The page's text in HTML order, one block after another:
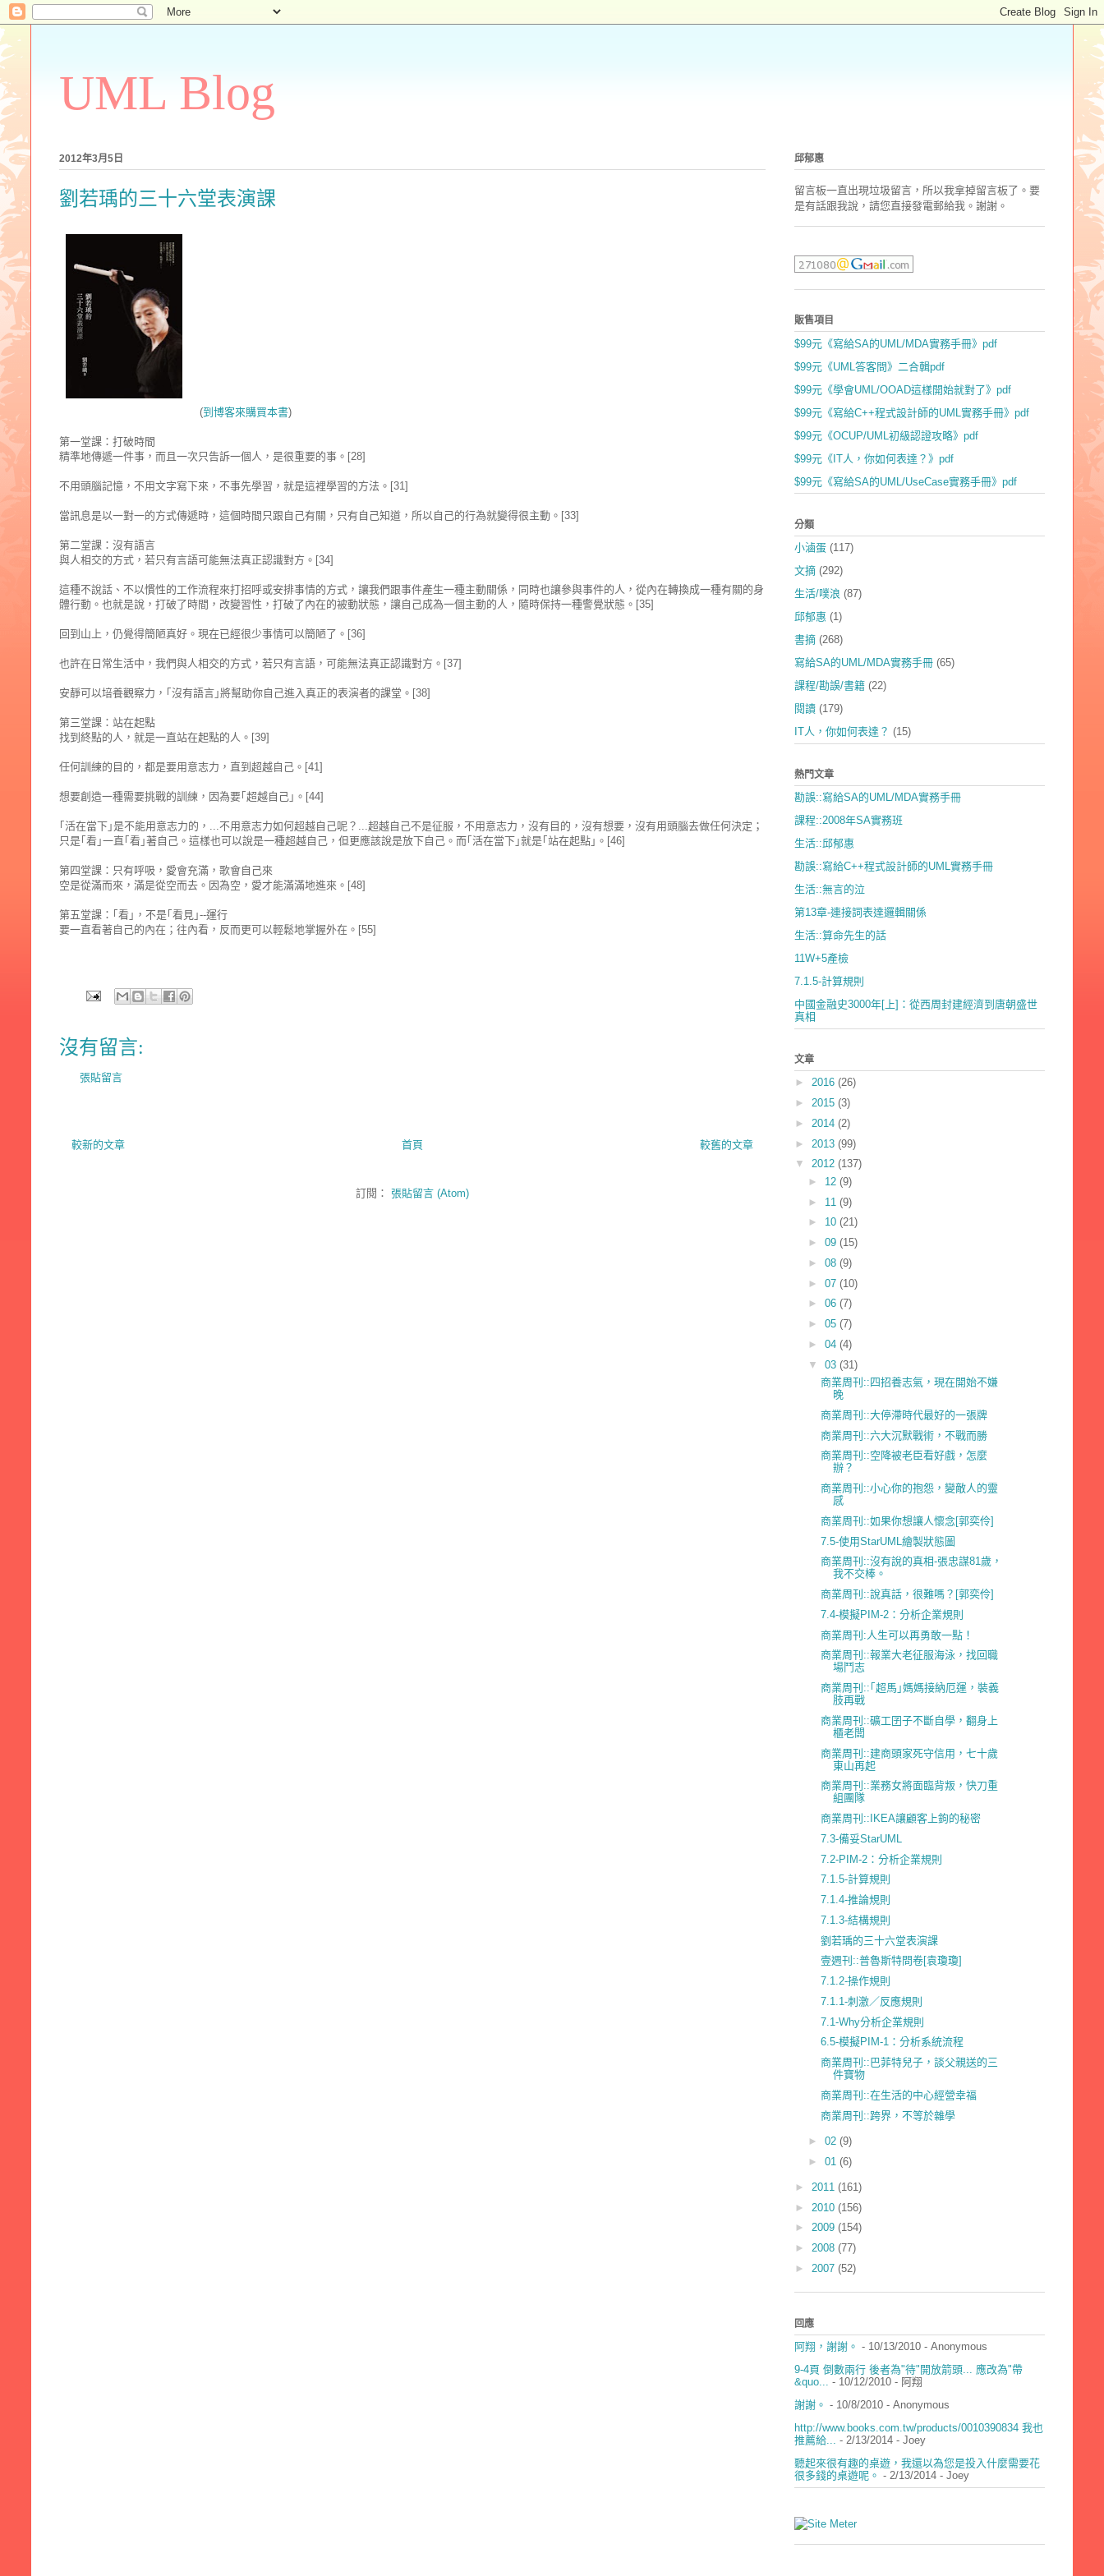
UML Blog
2012年3月5日
劉若瑀的三十六堂表演課
(到博客來購買本書)
第一堂課：打破時間
精準地傳遞一件事，而且一次只告訴一個人，是很重要的事。[28]
不用頭腦記憶，不用文字寫下來，不事先學習，就是這裡學習的方法。[31]
當訊息是以一對一的方式傳遞時，這個時間只跟自己有關，只有自己知道，所以自己的行為就變得很主動。[33]
第二堂課：沒有語言
與人相交的方式，若只有言語可能無法真正認識對方。[34]
這種不說話、不以慣性的工作流程來打招呼或安排事情的方式，讓我們跟事件產生一種主動關係，同時也讓參與事件的人，從內在轉換成一種有關的身
體行動。也就是說，打破了時間，改變習性，打破了內在的被動狀態，讓自己成為一個主動的人，隨時保持一種警覺狀態。[35]
回到山上，仍覺得簡陋真好。現在已經很少事情可以簡陋了。[36]
也許在日常生活中，我們與人相交的方式，若只有言語，可能無法真正認識對方。[37]
安靜可以培養觀察力，｢沒有語言｣將幫助你自己進入真正的表演者的課堂。[38]
第三堂課：站在起點
找到終點的人，就是一直站在起點的人。[39]
任何訓練的目的，都是要用意志力，直到超越自己。[41]
想要創造一種需要挑戰的訓練，因為要｢超越自己｣。[44]
｢活在當下｣是不能用意志力的，...不用意志力如何超越自己呢？...超越自己不是征服，不用意志力，沒有目的，沒有想要，沒有用頭腦去做任何決定；
只是｢看｣一直｢看｣著自己。這樣也可以說是一種超越自己，但更應該說是放下自己。而｢活在當下｣就是｢站在起點｣。[46]
第四堂課：只有呼吸，愛會充滿，歌會自己來
空是從滿而來，滿是從空而去。因為空，愛才能滿滿地進來。[48]
第五堂課：｢看｣，不是｢看見｣--運行
要一直看著自己的內在；往內看，反而更可以輕鬆地掌握外在。[55]
沒有留言:
張貼留言
較新的文章 較舊的文章
首頁
訂閱： 張貼留言 (Atom)
邱郁惠
留言板一直出現垃圾留言，所以我拿掉留言板了。要
是有話跟我說，請您直接發電郵給我。謝謝。
販售項目
$99元《寫給SA的UML/MDA實務手冊》pdf
$99元《UML答客問》二合輯pdf
$99元《學會UML/OOAD這樣開始就對了》pdf
$99元《寫給C++程式設計師的UML實務手冊》pdf
$99元《OCUP/UML初級認證攻略》pdf
$99元《IT人，你如何表達？》pdf
$99元《寫給SA的UML/UseCase實務手冊》pdf
分類
小滷蛋 (117)
文摘 (292)
生活/噗浪 (87)
邱郁惠 (1)
書摘 (268)
寫給SA的UML/MDA實務手冊 (65)
課程/勘誤/書籍 (22)
閱讀 (179)
IT人，你如何表達？ (15)
熱門文章
勘誤::寫給SA的UML/MDA實務手冊
課程::2008年SA實務班
生活::邱郁惠
勘誤::寫給C++程式設計師的UML實務手冊
生活::無言的泣
第13章-連接詞表達邏輯關係
生活::算命先生的話
11W+5產檢
7.1.5-計算規則
中國金融史3000年[上]：從西周封建經濟到唐朝盛世
真相
文章
► 2016 (26)
► 2015 (3)
► 2014 (2)
► 2013 (99)
▼ 2012 (137)
► 12 (9)
► 11 (9)
► 10 (21)
► 09 (15)
► 08 (9)
► 07 (10)
► 06 (7)
► 05 (7)
► 04 (4)
▼ 03 (31)
商業周刊::四招養志氣，現在開始不嫌
晚
商業周刊::大停滯時代最好的一張牌
商業周刊::六大沉默戰術，不戰而勝
商業周刊::空降被老臣看好戲，怎麼
辦？
商業周刊::小心你的抱怨，變敵人的靈
感
商業周刊::如果你想讓人懷念[郭奕伶]
7.5-使用StarUML繪製狀態圖
商業周刊::沒有說的真相-張忠謀81歲，
我不交棒。
商業周刊::說真話，很難嗎？[郭奕伶]
7.4-模擬PIM-2：分析企業規則
商業周刊:人生可以再勇敢一點！
商業周刊::報業大老征服海泳，找回職
場鬥志
商業周刊::｢超馬｣媽媽接納厄運，裝義
肢再戰
商業周刊::礦工囝子不斷自學，翻身上
櫃老闆
商業周刊::建商頭家死守信用，七十歲
東山再起
商業周刊::業務女將面臨背叛，快刀重
組團隊
商業周刊::IKEA讓顧客上鉤的秘密
7.3-備妥StarUML
7.2-PIM-2：分析企業規則
7.1.5-計算規則
7.1.4-推論規則
7.1.3-結構規則
劉若瑀的三十六堂表演課
壹週刊::普魯斯特問卷[袁瓊瓊]
7.1.2-操作規則
7.1.1-刺激／反應規則
7.1-Why分析企業規則
6.5-模擬PIM-1：分析系統流程
商業周刊::巴菲特兒子，談父親送的三
件寶物
商業周刊::在生活的中心經營幸福
商業周刊::跨界，不等於雜學
► 02 (9)
► 01 (6)
► 2011 (161)
► 2010 (156)
► 2009 (154)
► 2008 (77)
► 2007 (52)
回應
阿翔，謝謝。 - 10/13/2010 - Anonymous
9-4頁 倒數兩行 後者為"待"開放箭頭... 應改為"帶
&quo... - 10/12/2010 - 阿翔
謝謝。 - 10/8/2010 - Anonymous
http://www.books.com.tw/products/0010390834 我也
推薦給... - 2/13/2014 - Joey
聽起來很有趣的桌遊，我還以為您是投入什麼需要花
很多錢的桌遊呢。 - 2/13/2014 - Joey